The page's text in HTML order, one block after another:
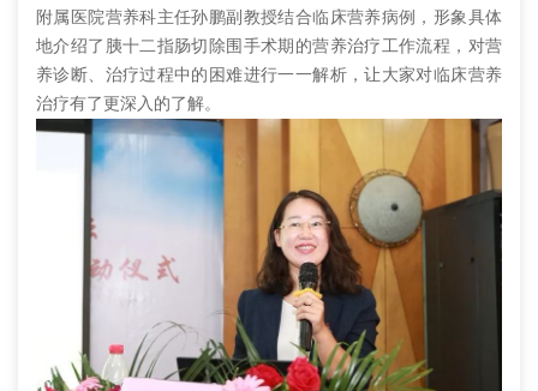
附属医院营养科主任孙鹏副教授结合临床营养病例，形象具体
地介绍了胰十二指肠切除围手术期的营养治疗工作流程，对营
养诊断、治疗过程中的困难进行一一解析，让大家对临床营养
治疗有了更深入的了解。